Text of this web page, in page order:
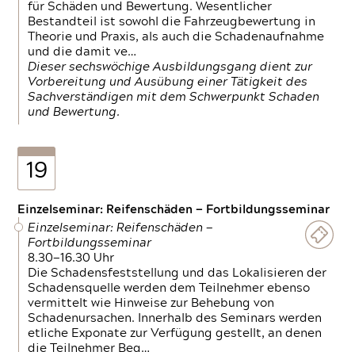
für Schäden und Bewertung. Wesentlicher
Bestandteil ist sowohl die Fahrzeugbewertung in
Theorie und Praxis, als auch die Schadenaufnahme
und die damit ve…
Dieser sechswöchige Ausbildungsgang dient zur
Vorbereitung und Ausübung einer Tätigkeit des
Sachverständigen mit dem Schwerpunkt Schaden
und Bewertung.
19
Einzelseminar: Reifenschäden — Fortbildungsseminar
Einzelseminar: Reifenschäden —
Fortbildungsseminar
8.30—16.30 Uhr
Die Schadensfeststellung und das Lokalisieren der
Schadensquelle werden dem Teilnehmer ebenso
vermittelt wie Hinweise zur Behebung von
Schadenursachen. Innerhalb des Seminars werden
etliche Exponate zur Verfügung gestellt, an denen
die Teilnehmer Beg…